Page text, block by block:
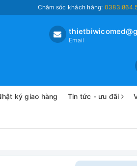
Chăm sóc khách hàng:
Email
ký giao hàng Tin tức - ưu đãi